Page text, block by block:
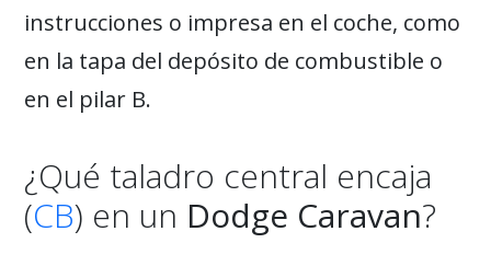
instrucciones o impresa en el coche, como
en la tapa del depósito de combustible o
en el pilar B.
¿Qué taladro central encaja
(CB) en un Dodge Caravan?